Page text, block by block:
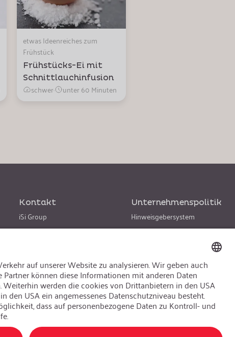
etwas Ideenreiches zum
Frühstück
Frühstücks-Ei mit
Schnittlauchinfusion
schwer· unter 60 Minuten
Kontakt
iSi Group
Produktkatalog
Unternehmenspolitik
Hinweisgebersystem
Code of Conduct